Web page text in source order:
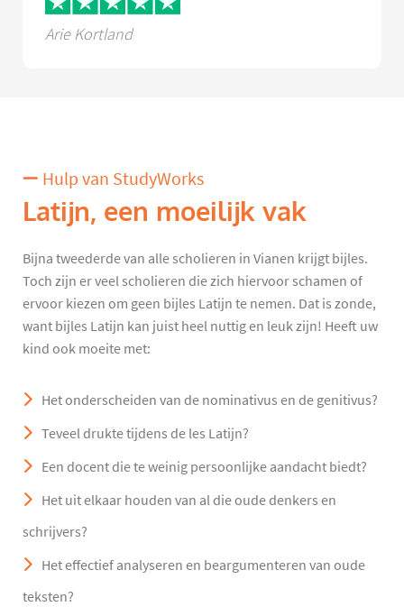
Arie Kortland
Hulp van StudyWorks
Latijn, een moeilijk vak
Bijna tweederde van alle scholieren in Vianen krijgt bijles.
Toch zijn er veel scholieren die zich hiervoor schamen of
ervoor kiezen om geen bijles Latijn te nemen. Dat is zonde,
want bijles Latijn kan juist heel nuttig en leuk zijn! Heeft uw
kind ook moeite met:
Het onderscheiden van de nominativus en de genitivus?
Teveel drukte tijdens de les Latijn?
Een docent die te weinig persoonlijke aandacht biedt?
Het uit elkaar houden van al die oude denkers en
schrijvers?
Het effectief analyseren en beargumenteren van oude
teksten?